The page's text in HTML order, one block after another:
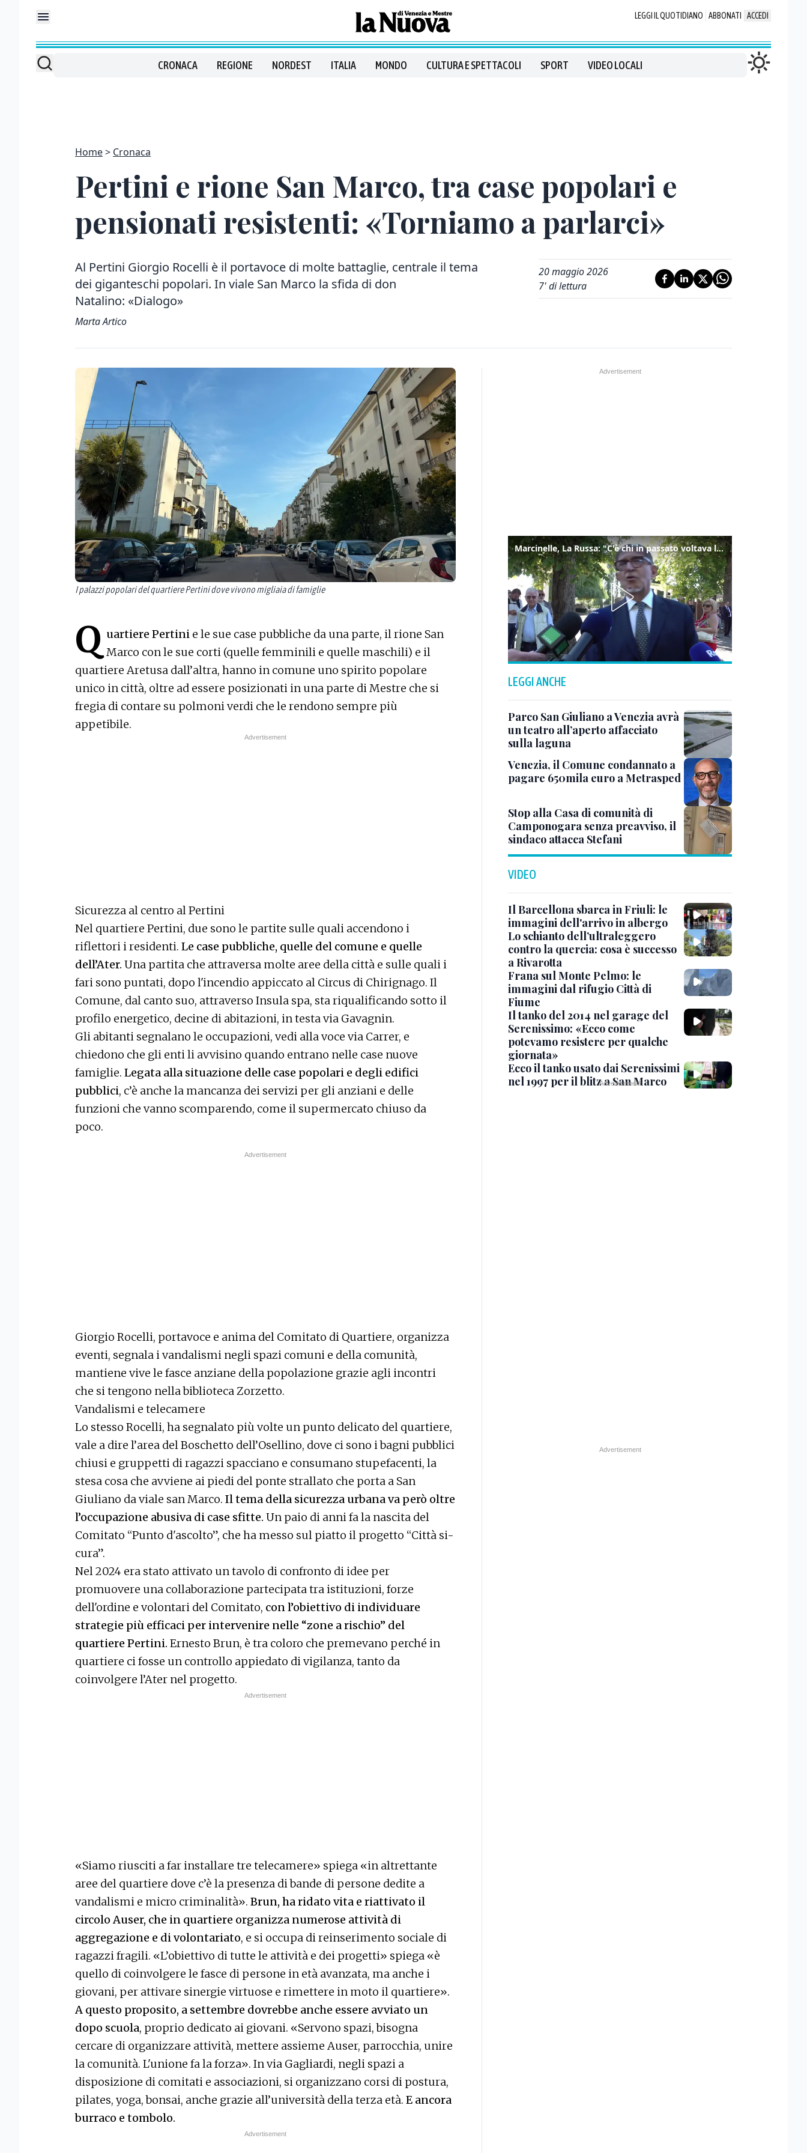
LEGGI IL QUOTIDIANO ABBONATI ACCEDI
CRONACA REGIONE NORDEST ITALIA MONDO CULTURA E SPETTACOLI SPORT VIDEO LOCALI
Home Cronaca
Pertini e rione San Marco, tra case popolari e
pensionati resistenti: «Torniamo a parlarci»
Al Pertini Giorgio Rocelli è il portavoce di molte battaglie, centrale il tema
dei giganteschi popolari. In viale San Marco la sfida di don
Natalino: «Dialogo»
Marta Artico
20 maggio 2026
7' di lettura
I palazzi popolari del quartiere Pertini dove vivono migliaia di famiglie
Q uartiere Pertini e le sue case pubbliche da una parte, il rione San
Marco con le sue corti (quelle femminili e quelle maschili) e il
quartiere Aretusa dall’altra, hanno in comune uno spirito popolare
unico in città, oltre ad essere posizionati in una parte di Mestre che si
fregia di contare su polmoni verdi che le rendono sempre più
appetibile.
Sicurezza al centro al Pertini
Nel quartiere Pertini, due sono le partite sulle quali accendono i
riflettori i residenti. Le case pubbliche, quelle del comune e quelle
dell’Ater. Una partita che attraversa molte aree della città e sulle quali i
fari sono puntati, dopo l'incendio appiccato al Circus di Chirignago. Il
Comune, dal canto suo, attraverso Insula spa, sta riqualificando sotto il
profilo energetico, decine di abitazioni, in testa via Gavagnin.
Gli abitanti segnalano le occupazioni, vedi alla voce via Carrer, e
chiedono che gli enti li avvisino quando entrano nelle case nuove
famiglie. Legata alla situazione delle case popolari e degli edifici
pubblici, c’è anche la mancanza dei servizi per gli anziani e delle
funzioni che vanno scomparendo, come il supermercato chiuso da
poco.
Giorgio Rocelli, portavoce e anima del Comitato di Quartiere, organizza
eventi, segnala i vandalismi negli spazi comuni e della comunità,
mantiene vive le fasce anziane della popolazione grazie agli incontri
che si tengono nella biblioteca Zorzetto.
Vandalismi e telecamere
Lo stesso Rocelli, ha segnalato più volte un punto delicato del quartiere,
vale a dire l’area del Boschetto dell’Osellino, dove ci sono i bagni pubblici
chiusi e gruppetti di ragazzi spacciano e consumano stupefacenti, la
stesa cosa che avviene ai piedi del ponte strallato che porta a San
Giuliano da viale san Marco. Il tema della sicurezza urbana va però oltre
l’occupazione abusiva di case sfitte. Un paio di anni fa la nascita del
Comitato “Punto d'ascolto”, che ha messo sul piatto il progetto “Città si-
cura”.
Nel 2024 era stato attivato un tavolo di confronto di idee per
promuovere una collaborazione partecipata tra istituzioni, forze
dell'ordine e volontari del Comitato, con l’obiettivo di individuare
strategie più efficaci per intervenire nelle “zone a rischio” del
quartiere Pertini. Ernesto Brun, è tra coloro che premevano perché in
quartiere ci fosse un controllo appiedato di vigilanza, tanto da
coinvolgere l’Ater nel progetto.
«Siamo riusciti a far installare tre telecamere» spiega «in altrettante
aree del quartiere dove c’è la presenza di bande di persone dedite a
vandalismi e micro criminalità». Brun, ha ridato vita e riattivato il
circolo Auser, che in quartiere organizza numerose attività di
aggregazione e di volontariato, e si occupa di reinserimento sociale di
ragazzi fragili. «L’obiettivo di tutte le attività e dei progetti» spiega «è
quello di coinvolgere le fasce di persone in età avanzata, ma anche i
giovani, per attivare sinergie virtuose e rimettere in moto il quartiere».
A questo proposito, a settembre dovrebbe anche essere avviato un
dopo scuola, proprio dedicato ai giovani. «Servono spazi, bisogna
cercare di organizzare attività, mettere assieme Auser, parrocchia, unire
la comunità. L'unione fa la forza». In via Gagliardi, negli spazi a
disposizione di comitati e associazioni, si organizzano corsi di postura,
pilates, yoga, bonsai, anche grazie all’università della terza età. E ancora
burraco e tombolo.
Marcinelle, La Russa: "C'è chi in passato voltava le spalle a Marcinelle"
LEGGI ANCHE
Parco San Giuliano a Venezia avrà
un teatro all’aperto affacciato
sulla laguna
Venezia, il Comune condannato a
pagare 650mila euro a Metrasped
Stop alla Casa di comunità di
Camponogara senza preavviso, il
sindaco attacca Stefani
VIDEO
Il Barcellona sbarca in Friuli: le
immagini dell'arrivo in albergo
Lo schianto dell’ultraleggero
contro la quercia: cosa è successo
a Rivarotta
Frana sul Monte Pelmo: le
immagini dal rifugio Città di
Fiume
Il tanko del 2014 nel garage del
Serenissimo: «Ecco come
potevamo resistere per qualche
giornata»
Ecco il tanko usato dai Serenissimi
nel 1997 per il blitz a San Marco